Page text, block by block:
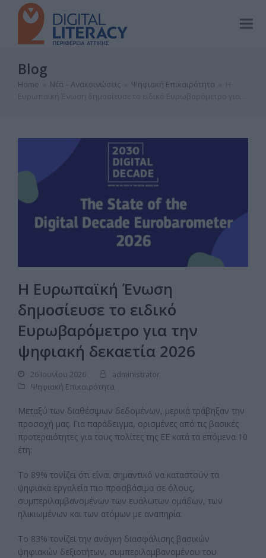
Blog
Home Νέα – Ανακοινώσεις Ψηφιακή Επικαιρότητα
Η Ευρωπαϊκή Ένωση
δημοσίευσε το ειδικό
Ευρωβαρόμετρο για την
ψηφιακή δεκαετία 2026
26 Ιουνίου 2026
administrator
Ψηφιακή Επικαιρότητα
Μεταξύ των διαθέσιμων δεδομένων, μερικά τράβηξαν την
προσοχή μας. Για παράδειγμα, ορισμένες από τις βασικές
προτεραιότητες για τους πολίτες της ΕΕ κατά τα επόμενα 10
έτη:
Το 89% τονίζει ότι είναι σημαντικό να καταστούν τα
ψηφιακά εργαλεία πιο προσβάσιμα σε όλους,
συμπεριλαμβανομένων των ευάλωτων ομάδων, των
ηλικιωμένων και των ατόμων με αναπηρία.
Το 83% τονίζει την ανάγκη διασφάλισης βασικών
ψηφιακών δεξιοτήτων, συμπεριλαμβανομένου του